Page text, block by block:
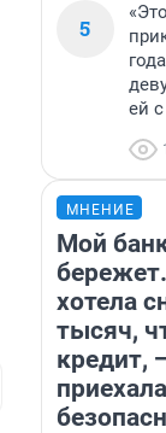
5
ей
МНЕНИЕ
Мой
хотела
тысяч,
кредит,